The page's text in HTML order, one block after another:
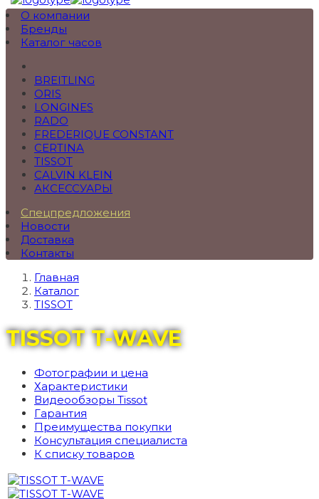
О компании
Бренды
Каталог часов
BREITLING
ORIS
LONGINES
RADO
FREDERIQUE CONSTANT
CERTINA
TISSOT
CALVIN KLEIN
АКСЕССУАРЫ
Спецпредложения
Новости
Доставка
Контакты
Главная
Каталог
TISSOT
TISSOT T-WAVE
Фотографии и цена
Характеристики
Видеообзоры Tissot
Гарантия
Преимущества покупки
Консультация специалиста
К списку товаров